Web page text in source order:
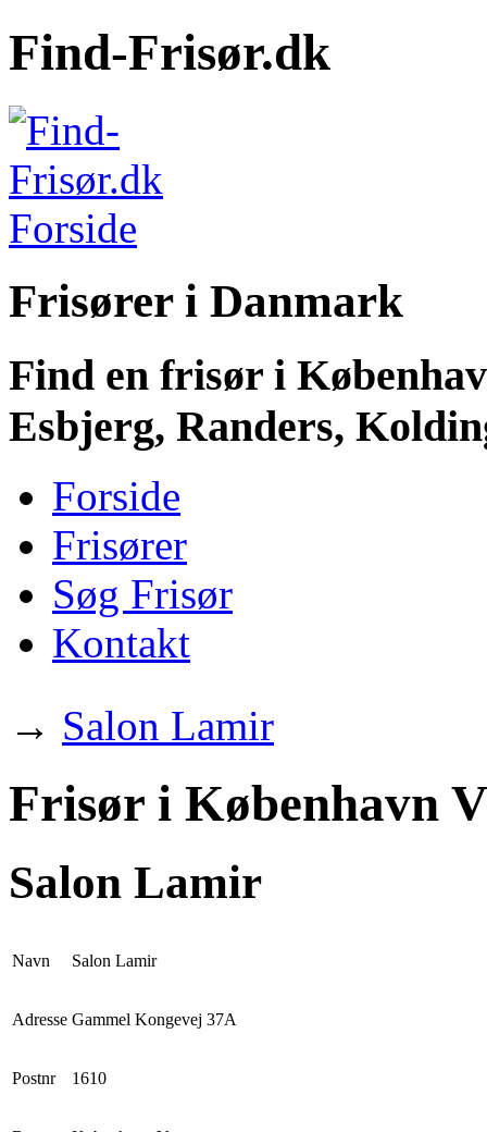
Find-Frisør.dk
Frisører i Danmark
Find en frisør i
Esbjerg, Randers,
Forside
Frisører
Søg Frisør
Kontakt
→ Salon Lamir
Frisør i København
Salon Lamir
Navn Salon Lamir
Adresse Gammel Kongevej 37A
Postnr 1610